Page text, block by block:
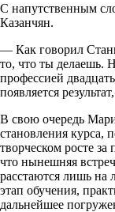
С напутственным
Казанчян.
— Как говорил
то, что ты делаешь.
профессией
появляется
В свою очередь
становления курса,
творческом росте
что нынешняя
расстаются лишь на
этап обучения,
дальнейшее